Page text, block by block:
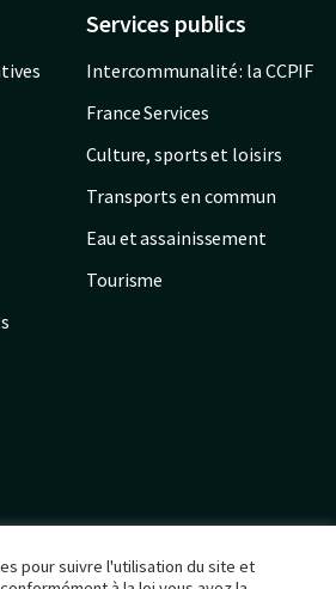
Services publics
Intercommunalité : la CCPIF
France Services
Culture, sports et loisirs
Transports en commun
Eau et assainissement
Tourisme
pour suivre l'utilisation du site et